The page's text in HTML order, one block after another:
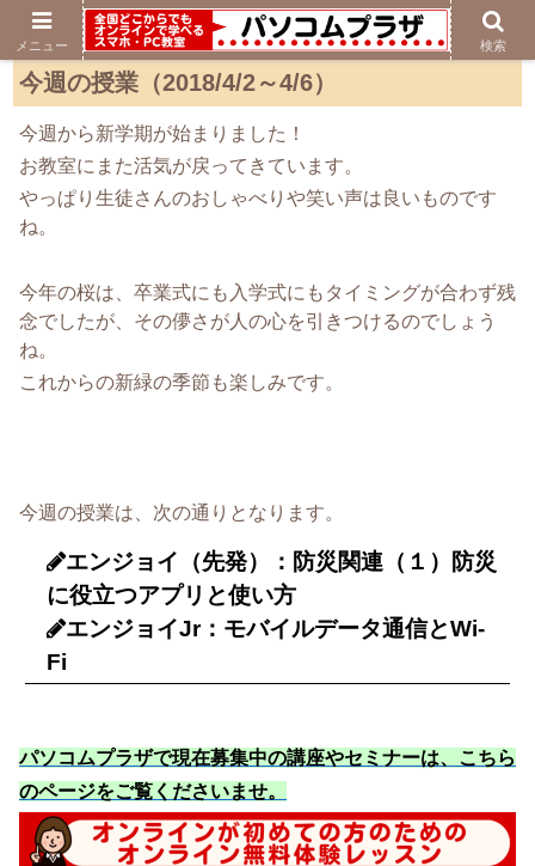
今週の授業（2018/4/2～4/6）
今週から新学期が始まりました！
お教室にまた活気が戻ってきています。
やっぱり生徒さんのおしゃべりや笑い声は良いものです
ね。
今年の桜は、卒業式にも入学式にもタイミングが合わず残
念でしたが、その儚さが人の心を引きつけるのでしょう
ね。
これからの新緑の季節も楽しみです。
今週の授業は、次の通りとなります。
エンジョイ（先発）：防災関連（１）防災
に役立つアプリと使い方
エンジョイJr：モバイルデータ通信とWi-
Fi
パソコムプラザで現在募集中の講座やセミナーは、こちら
のページをご覧くださいませ。
メニュー 検索